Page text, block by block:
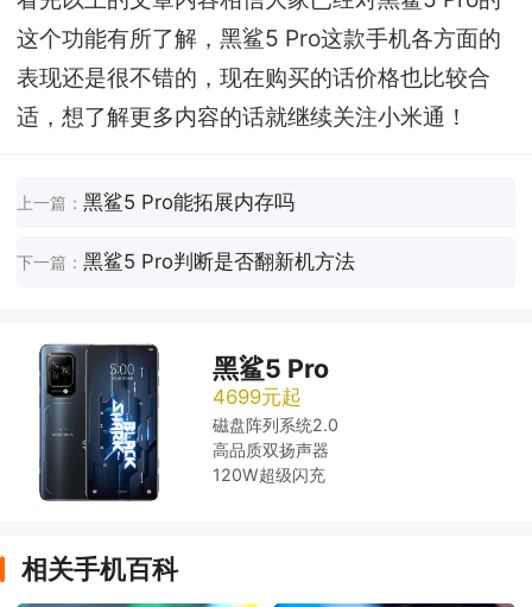
这个功能有所了解，黑鲨5 Pro这款手机各方面的
表现还是很不错的，现在购买的话价格也比较合
适，想了解更多内容的话就继续关注小米通！
上一篇：黑鲨5 Pro能拓展内存吗
下一篇：黑鲨5 Pro判断是否翻新机方法
黑鲨5 Pro
4699元起
磁盘阵列系统2.0
高品质双扬声器
120W超级闪充
相关手机百科